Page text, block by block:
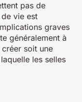
pas de
vie est
graves
généralement à
soit une
les selles